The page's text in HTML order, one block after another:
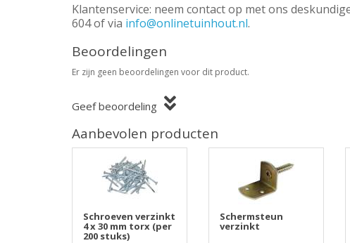
Klantenservice: neem contact op met ons
604 of via info@onlinetuinhout.nl.
Beoordelingen
Er zijn geen beoordelingen voor dit product.
Geef beoordeling
Aanbevolen producten
Schroeven verzinkt
4 x 30 mm torx (per
200 stuks)
Schermsteun
verzinkt